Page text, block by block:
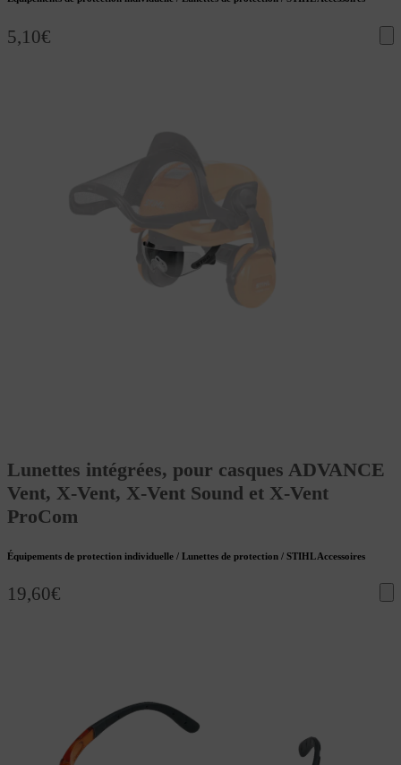
5,10€
Lunettes intégrées, pour casques ADVANCE
Vent, X-Vent, X-Vent Sound et X-Vent
ProCom
Équipements de protection individuelle / Lunettes de protection / STIHL Accessoires
19,60€